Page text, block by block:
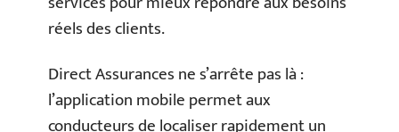
réels des clients.
Direct Assurances ne s’arrête pas là :
l’application mobile permet aux
conducteurs de localiser rapidement un